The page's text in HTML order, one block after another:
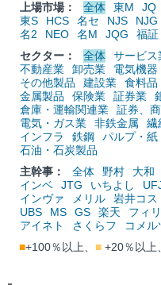
上場市場：
全体 東M JQ
東S
HCS 名セ NJS NJG
名2
NEO 名M JQG 福証
セクター：
全体 サービス
不動産業
卸売業 電気機器
その他製品
建設業 食料品
金属製品
保険業 証券業
倉庫・運輸関連業
証券、
電気・ガス業
非鉄金属 繊
インフラ
鉄鋼 パルプ・紙
石油・石炭製品
主幹事：
全体 野村 大和
インベ
JTG いちよし
インヴァ
メリル 岩井コス
UBS
MS GS 楽天 フィリ
アイネト
さくらフ コメル
■+100％以上、 ■ +20％以上、